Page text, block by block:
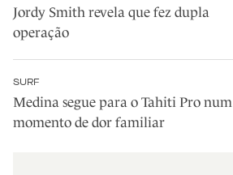
Jordy Smith revela que fez dupla
operação
SURF
Medina segue para o Tahiti Pro num
momento de dor familiar